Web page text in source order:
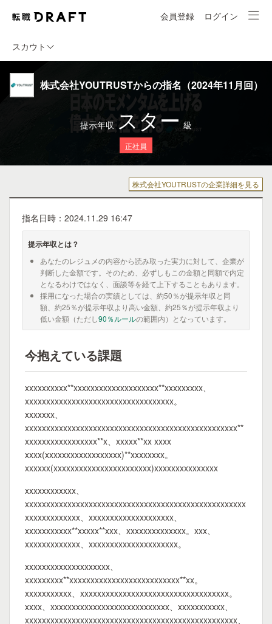
会員登録 ログイン
スカウト
株式会社YOUTRUSTからの指名（2024年11月回）
提示年収 スター 級
正社員
株式会社YOUTRUSTの企業詳細を見る
指名日時：2024.11.29 16:47
提示年収とは？
あなたのレジュメの内容から読み取った実力に対して、企業が
判断した金額です。そのため、必ずしもこの金額と同額で内定
となるわけではなく、面談等を経て上下することもあります。
採用になった場合の実績としては、約50％が提示年収と同
額、約25％が提示年収より高い金額、約25％が提示年収より
低い金額（ただし90％ルールの範囲内）となっています。
今抱えている課題
xxxxxxxxxx**xxxxxxxxxxxxxxxxxxxx**xxxxxxxxx、
xxxxxxxxxxxxxxxxxxxxxxxxxxxxxxxxxxx。
xxxxxxx、
xxxxxxxxxxxxxxxxxxxxxxxxxxxxxxxxxxxxxxxxxxxxxxxxxx**
xxxxxxxxxxxxxxxxx**x、xxxxx**xx xxxx
xxxx(xxxxxxxxxxxxxxxxxx)**xxxxxxxx。
xxxxxx(xxxxxxxxxxxxxxxxxxxxxxx)xxxxxxxxxxxxxxx
xxxxxxxxxxxx、
xxxxxxxxxxxxxxxxxxxxxxxxxxxxxxxxxxxxxxxxxxxxxxxxxxxx
xxxxxxxxxxxxx、xxxxxxxxxxxxxxxxxxxx、
xxxxxxxxxxx**xxxxx**xxx、xxxxxxxxxxxxxx。xxx、
xxxxxxxxxxxxx、xxxxxxxxxxxxxxxxxxxxx。
xxxxxxxxxxxxxxxxxxxx、
xxxxxxxxx**xxxxxxxxxxxxxxxxxxxxxxxxxx**xx。
xxxxxxxxxxx、xxxxxxxxxxxxxxxxxxxxxxxxxxxxxxxxxxx。
xxxx、xxxxxxxxxxxxxxxxxxxxxxxxxxxx、xxxxxxxxxxx、
xxxxxxxxxxxxxxxxxxxxxxxxxxxxxxxxxxxxxxxxxxxxxxxxxx、